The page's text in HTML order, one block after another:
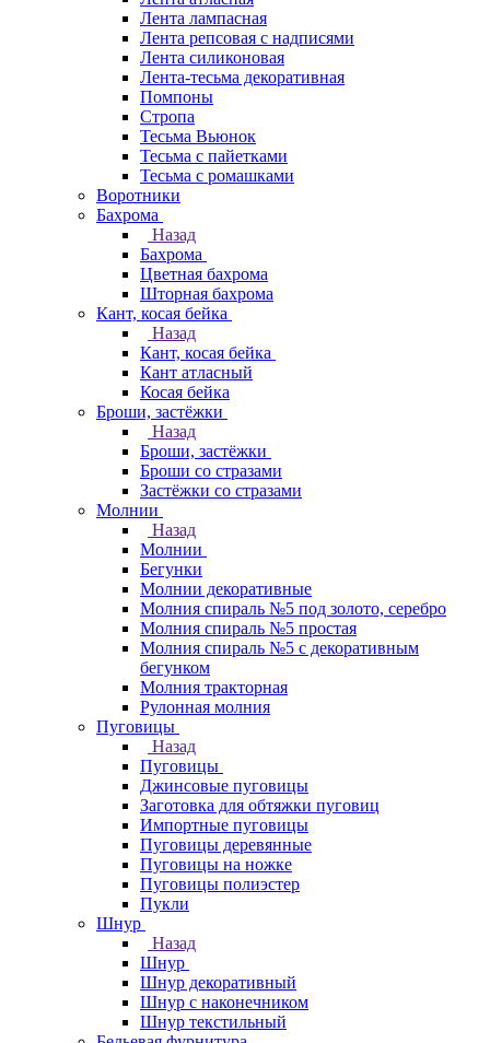
Лента лампасная
Лента репсовая с надписями
Лента силиконовая
Лента-тесьма декоративная
Помпоны
Стропа
Тесьма Вьюнок
Тесьма с пайетками
Тесьма с ромашками
Воротники
Бахрома
Назад
Бахрома
Цветная бахрома
Шторная бахрома
Кант, косая бейка
Назад
Кант, косая бейка
Кант атласный
Косая бейка
Броши, застёжки
Назад
Броши, застёжки
Броши со стразами
Застёжки со стразами
Молнии
Назад
Молнии
Бегунки
Молнии декоративные
Молния спираль №5 под золото, серебро
Молния спираль №5 простая
Молния спираль №5 с декоративным
бегунком
Молния тракторная
Рулонная молния
Пуговицы
Назад
Пуговицы
Джинсовые пуговицы
Заготовка для обтяжки пуговиц
Импортные пуговицы
Пуговицы деревянные
Пуговицы на ножке
Пуговицы полиэстер
Пукли
Шнур
Назад
Шнур
Шнур декоративный
Шнур с наконечником
Шнур текстильный